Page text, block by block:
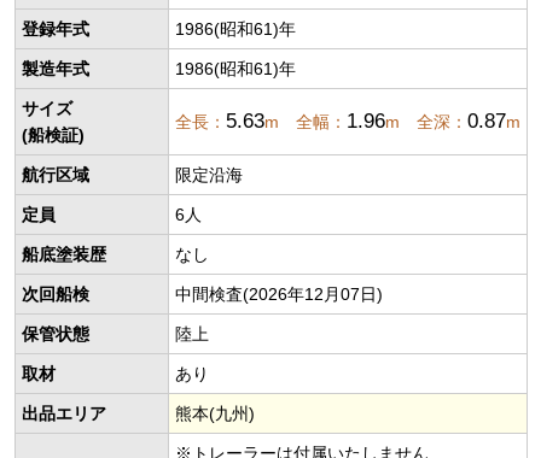
登録年式 1986(昭和61)年
製造年式 1986(昭和61)年
サイズ
(船検証)
全長： 5.63m 全幅： 1.96m 全深： 0.87m
航行区域 限定沿海
定員 6人
船底塗装歴 なし
次回船検 中間検査(2026年12月07日)
保管状態 陸上
取材 あり
出品エリア 熊本(九州)
※トレーラーは付属いたしません